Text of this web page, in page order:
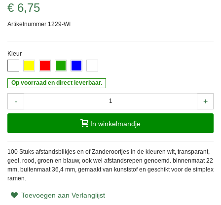
€ 6,75
Artikelnummer 1229-WI
Kleur
Op voorraad en direct leverbaar.
- +
In winkelmandje
100 Stuks afstandsblikjes en of Zanderoortjes in de kleuren wit, transparant,
geel, rood, groen en blauw, ook wel afstandsrepen genoemd. binnenmaat 22
mm, buitenmaat 36,4 mm, gemaakt van kunststof en geschikt voor de simplex
ramen.
Toevoegen aan Verlanglijst